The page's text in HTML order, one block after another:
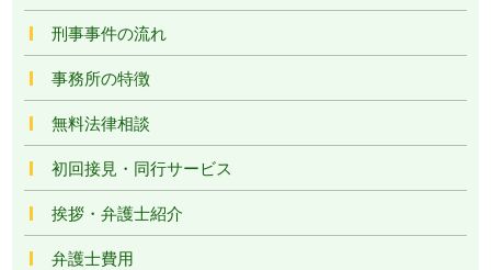
刑事事件の流れ
事務所の特徴
無料法律相談
初回接見・同行サービス
挨拶・弁護士紹介
弁護士費用